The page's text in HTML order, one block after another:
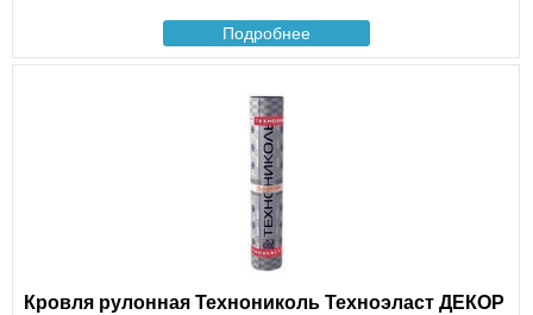
Подробнее
Кровля рулонная Технониколь Техноэласт ДЕКОР